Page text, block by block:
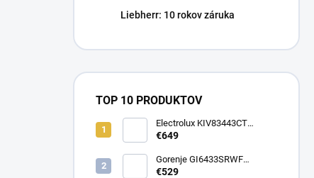
Liebherr: 10 rokov záruka
TOP 10 PRODUKTOV
Electrolux KIV83443CT
SaphirMatt
€649
Gorenje GI6433SRWF
InfiniteMatt
€529